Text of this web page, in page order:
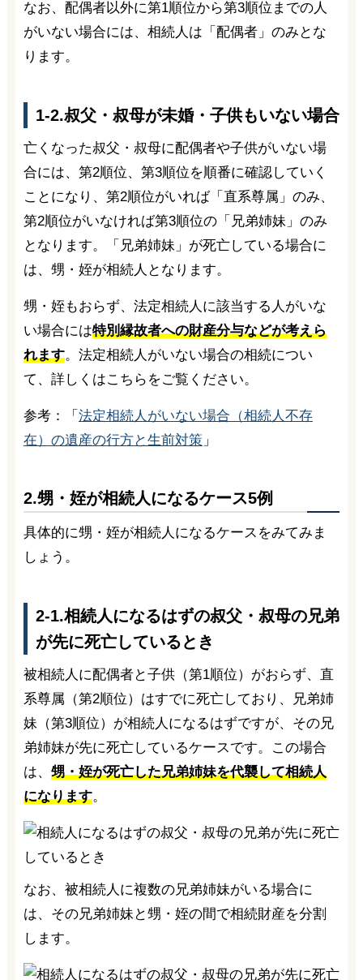
なお、配偶者以外に第1順位から第3順位までの人
がいない場合には、相続人は「配偶者」のみとな
ります。
1-2.叔父・叔母が未婚・子供もいない場合
亡くなった叔父・叔母に配偶者や子供がいない場
合には、第2順位、第3順位を順番に確認していく
ことになり、第2順位がいれば「直系尊属」のみ、
第2順位がいなければ第3順位の「兄弟姉妹」のみ
となります。「兄弟姉妹」が死亡している場合に
は、甥・姪が相続人となります。
甥・姪もおらず、法定相続人に該当する人がいな
い場合には特別縁故者への財産分与などが考えら
れます。法定相続人がいない場合の相続につい
て、詳しくはこちらをご覧ください。
参考：「 法定相続人がいない場合（相続人不存
在）の遺産の行方と生前対策 」
2.甥・姪が相続人になるケース5例
具体的に甥・姪が相続人になるケースをみてみま
しょう。
2-1.相続人になるはずの叔父・叔母の兄弟
が先に死亡しているとき
被相続人に配偶者と子供（第1順位）がおらず、直
系尊属（第2順位）はすでに死亡しており、兄弟姉
妹（第3順位）が相続人になるはずですが、その兄
弟姉妹が先に死亡しているケースです。この場合
は、 甥・姪が死亡した兄弟姉妹を代襲して相続人
になります。
なお、被相続人に複数の兄弟姉妹がいる場合に
は、その兄弟姉妹と甥・姪の間で相続財産を分割
します。